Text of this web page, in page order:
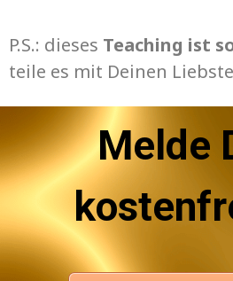
P.S.: dieses Teaching ist
teile es mit Deinen
Melde